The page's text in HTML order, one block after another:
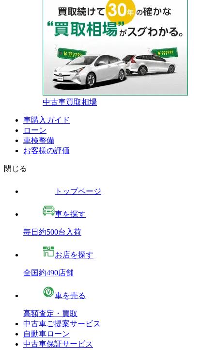
中古車買取相場
車購入ガイド
ローン
車検整備
お客様の評価
閉じる
トップページ
車を探す
毎日約500台入荷
お店を探す
全国約490店舗
車を売る
高額査定・買取
中古車ご提案サービス
自動車ローン
中古車保証サービス